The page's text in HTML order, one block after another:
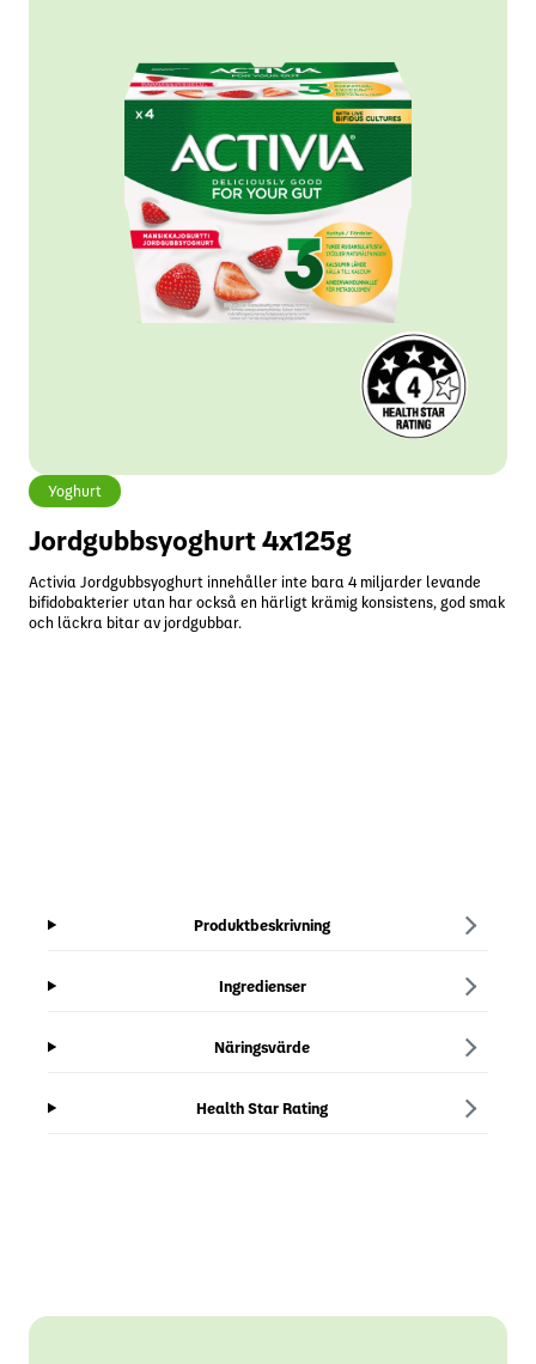
Yoghurt
Jordgubbsyoghurt 4x125g
Activia Jordgubbsyoghurt innehåller inte bara 4 miljarder levande
bifidobakterier utan har också en härligt krämig konsistens, god smak
och läckra bitar av jordgubbar.
Produktbeskrivning
Ingredienser
Näringsvärde
Health Star Rating